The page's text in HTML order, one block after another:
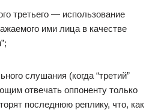
третьего — использование
ими лица в качестве
слушания (когда “третий”
отвечать оппоненту только
последнюю реплику, что, как